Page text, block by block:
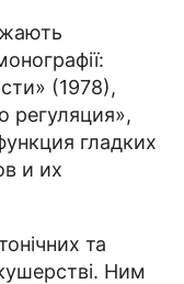
(1978),
регуляция»,
гладких
и их
та
Ним